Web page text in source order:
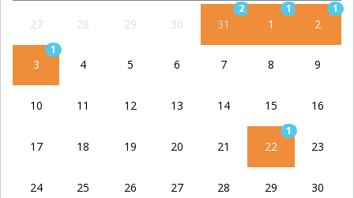
27 28 29 30 31
2
1
1
2
1
3
1
4 5 6 7 8 9
10 11 12 13 14 15 16
17 18 19 20 21 22
1
23
24 25 26 27 28 29 30